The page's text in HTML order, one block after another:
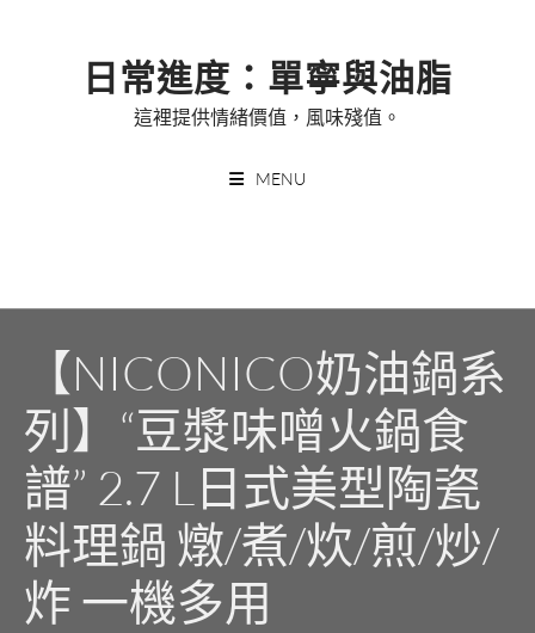
日常進度：單寧與油脂
這裡提供情緒價值，風味殘值。
MENU
【NICONICO奶油鍋系
列】“豆漿味噌火鍋食
譜” 2.7 L日式美型陶瓷
料理鍋 燉/煮/炊/煎/炒/
炸 一機多用